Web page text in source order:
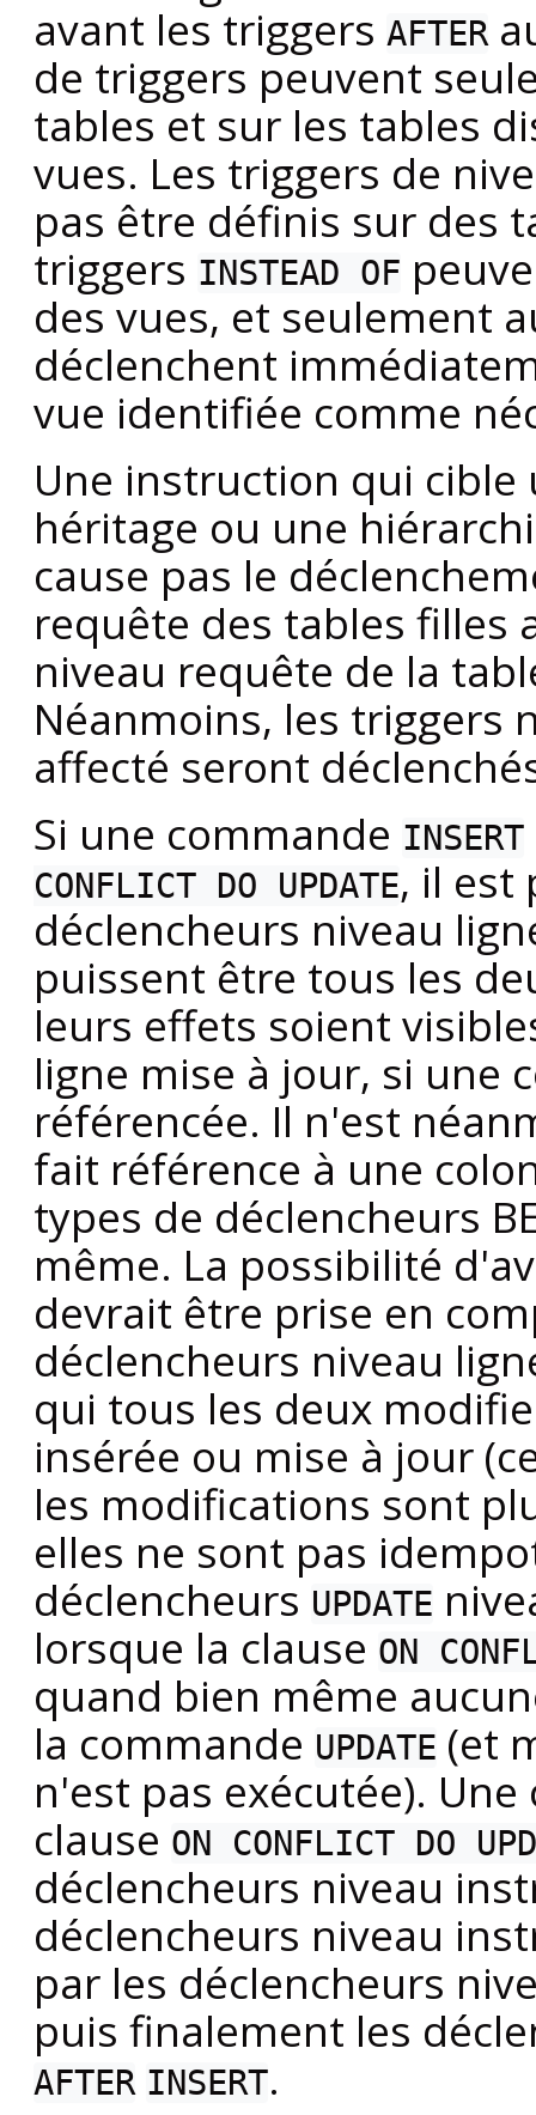
avant les triggers AFTER
de triggers peuvent
tables et sur les tables
vues. Les triggers de
pas être définis sur des
triggers INSTEAD OF
des vues, et seulement
déclenchent
vue identifiée comme
Une instruction qui
héritage ou une
cause pas le
requête des tables filles
niveau requête de la
Néanmoins, les triggers
affecté seront
Si une commande INSERT
CONFLICT DO UPDATE, il est
déclencheurs niveau
puissent être tous les
leurs effets soient
ligne mise à jour, si une
référencée. Il n'est
fait référence à une
types de déclencheurs
même. La possibilité
devrait être prise en
déclencheurs niveau
qui tous les deux
insérée ou mise à jour
les modifications sont
elles ne sont pas
déclencheurs UPDATE
lorsque la clause ON
quand bien même
la commande UPDATE (et
n'est pas exécutée).
clause ON CONFLICT DO
déclencheurs niveau
déclencheurs niveau
par les déclencheurs
puis finalement les
AFTER INSERT.